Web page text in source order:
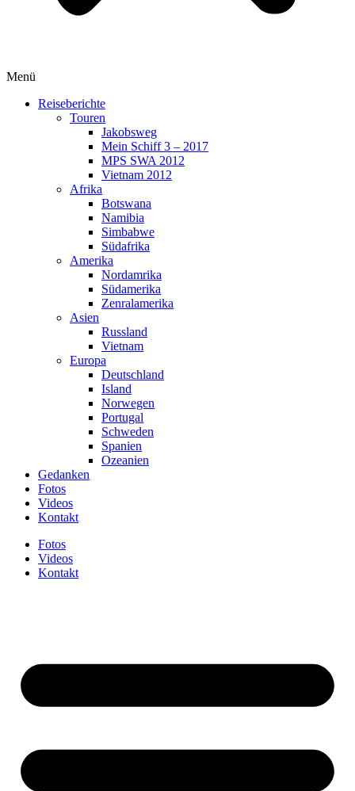
Menü
Reiseberichte
Touren
Jakobsweg
Mein Schiff 3 – 2017
MPS SWA 2012
Vietnam 2012
Afrika
Botswana
Namibia
Simbabwe
Südafrika
Amerika
Nordamrika
Südamerika
Zenralamerika
Asien
Russland
Vietnam
Europa
Deutschland
Island
Norwegen
Portugal
Schweden
Spanien
Ozeanien
Gedanken
Fotos
Videos
Kontakt
Fotos
Videos
Kontakt